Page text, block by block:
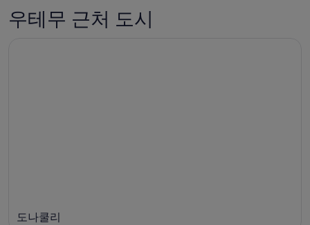
7
일
8
월
박
기
우테무 근처 도시
도나쿨리